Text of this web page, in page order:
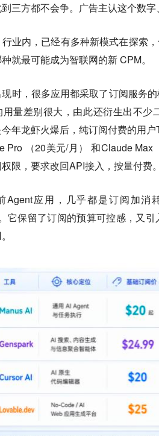
三方都不会争。广告主认这个数
业内，已经有多种新模式在探索
就最可能成为智联网的新 CPM。
时，很多应用都采取了订阅服务
量差别很大，由此还衍生出不
年龙虾火爆后，纯订阅付费的用
Pro （20美元/月） 和Claude
限，要求改回API接入，按量付费。
Agent应用，几乎都是订阅加消
它保留了订阅的预算可控感，又